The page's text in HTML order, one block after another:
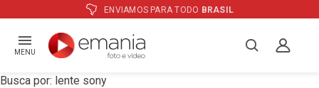
ENVIAMOS PARA TODO BRASIL
MENU
Busca por: lente sony